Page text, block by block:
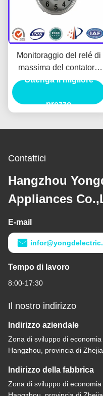
Monitoraggio del relé di
massima del contatore
del relé di massima del
Ottenga il migliore
prezzo
Contattici
Hangzhou
Appliances
E-mail
Tempo di lavoro
8:00-17:30
Il nostro indirizzo
Indirizzo aziendale
Zona di sviluppo di
Hangzhou, provincia di
Indirizzo della fabbrica
Zona di sviluppo di